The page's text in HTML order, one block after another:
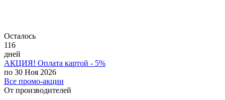
Осталось
116
дней
АКЦИЯ! Оплата картой - 5%
по 30 Ноя 2026
Все промо-акции
От производителей